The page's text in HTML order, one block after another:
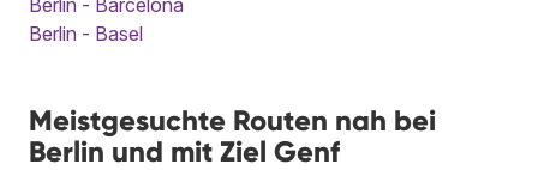
Berlin - Basel
Meistgesuchte Routen nah bei
Berlin und mit Ziel Genf